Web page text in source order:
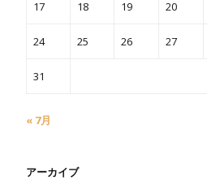
17 18 19 20
24 25 26 27
31
« 7月
アーカイブ